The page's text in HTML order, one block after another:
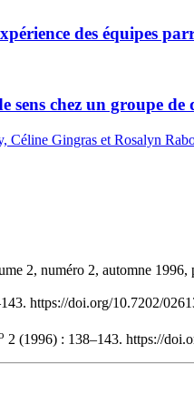
des équipes
chez un groupe
Céline Gingras et Rosalyn
2, numéro 2, automne
https://doi.org/10.7202/
2 (1996) : 138–143. https://